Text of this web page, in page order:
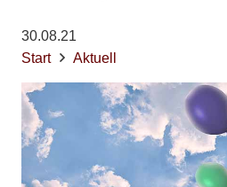
30.08.21
Start
Aktuell